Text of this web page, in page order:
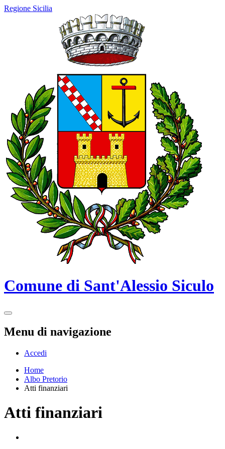
Regione Sicilia
Comune di Sant'Alessio Siculo
Menu di navigazione
Accedi
Home
Albo Pretorio
Atti finanziari
Atti finanziari